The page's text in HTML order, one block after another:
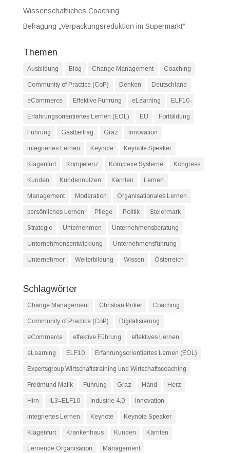
Wissenschaftliches Coaching
Befragung „Verpackungsreduktion im Supermarkt“
Themen
Ausbildung Blog Change Management Coaching
Community of Practice (CoP) Denken Deutschland
eCommerce Effektive Führung eLearning ELF10
Erfahrungsorientiertes Lernen (EOL) EU Fortbildung
Führung Gastbeitrag Graz Innovation
Integriertes Lernen Keynote Keynote Speaker
Klagenfurt Kompetenz Komplexe Systeme Kongress
Kunden Kundennutzen Kärnten Lernen
Management Moderation Organisationales Lernen
persönliches Lernen Pflege Politik Steiermark
Strategie Unternehmen Unternehmensberatung
Unternehmensentwicklung Unternehmensführung
Unternehmer Weiterbildung Wissen Österreich
Schlagwörter
Change Management Christian Pirker Coaching
Community of Practice (CoP) Digitalisierung
eCommerce effektive Führung effektives Lernen
eLearning ELF10 Erfahrungsorientiertes Lernen (EOL)
Expertsgroup Wirtschaftstraining und Wirtschaftscoaching
Fredmund Malik Führung Graz Hand Herz
Hirn IL3=ELF10 Industrie 4.0 Innovation
Integriertes Lernen Keynote Keynote Speaker
Klagenfurt Krankenhaus Kunden Kärnten
Lernende Organisation Management